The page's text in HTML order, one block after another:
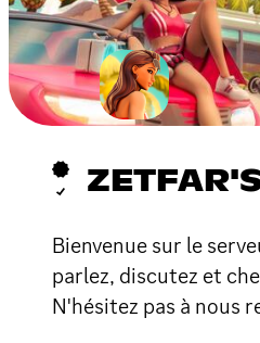
Bienvenue sur le
parlez, discutez et
N'hésitez pas à nous